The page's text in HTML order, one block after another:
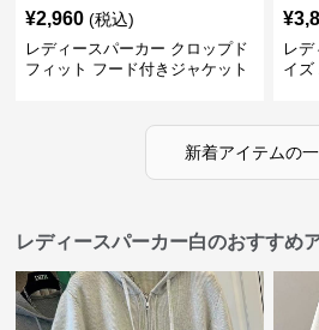
¥2,960 (税込)
レディースパーカー クロップド
フィット フード付きジャケット
¥
レ
イズ
新着アイテムの
レディースパーカー白のおすすめ